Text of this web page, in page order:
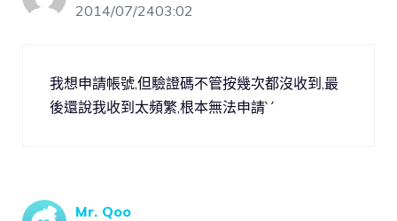
2014/07/2403:02
我想申請帳號,但驗證碼不管按幾次都沒收到,最
後還說我收到太頻繁,根本無法申請ˋˊ
Mr. Qoo